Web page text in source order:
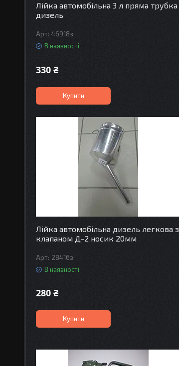
Лійка автомобільна 3 л пряма трубка
дизель
46918з
В наявності
330 ₴
Купити
Лійка автомобільна дизель легкова з
клапаном Д-2 носик 20мм
28416з
В наявності
280 ₴
Купити